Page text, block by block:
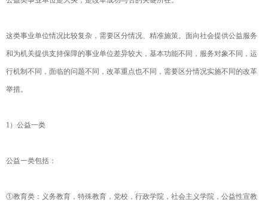
这类事业单位情况比较复杂，需要区分情况、精准施策。面向社会提供公益服务
和为机关提供支持保障的事业单位差异较大，基本功能不同，服务对象不同，运
行机制不同，面临的问题不同，改革重点也不同，需要区分情况实施不同的改革
举措。
1）公益一类
公益一类包括：
①教育类：义务教育，特殊教育，党校，行政学院，社会主义学院，公益性宣教